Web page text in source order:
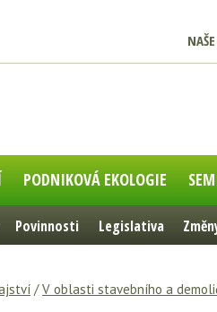
PODNIKOVÁ EKOLOGIE
Povinnosti Legislativa
/V oblasti stavebního a